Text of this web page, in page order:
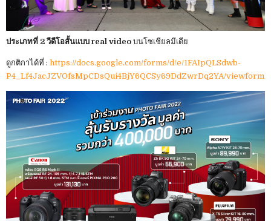
ประเภทที่ 2 วีดีโอสั้นแบบ real video บนโซเชียลมีเดีย
ดูกติกาได้ที่ : https://docs.google.com/forms/d/e/1FAIpQLSdwb-
P4_Lf4JacJZVOfsMpCDsQui4BjY6QCSy69DdZwrDq2YA/viewform